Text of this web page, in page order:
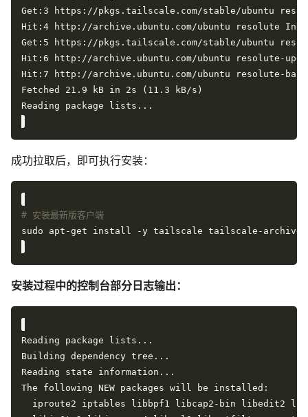
成功拉取后，即可执行安装：
# 安装最新版客户端
安装过程中的控制台部分日志输出：